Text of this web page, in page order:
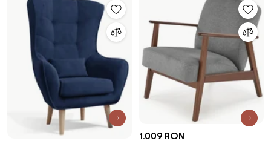
1.009 RON